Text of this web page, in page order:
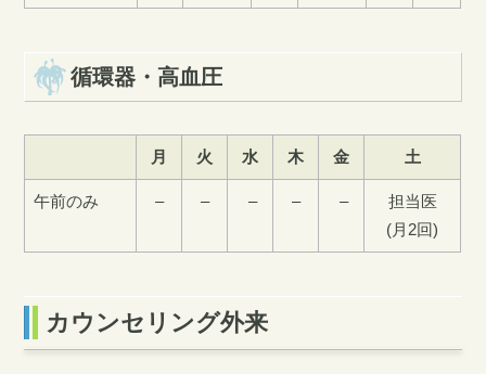
循環器・高血圧
月 火 水 木 金 土
午前のみ – – – – –
担当医
(月2回)
カウンセリング外来